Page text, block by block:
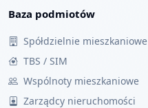
Baza podmiotów
Spółdzielnie mieszkaniowe
TBS / SIM
Wspólnoty mieszkaniowe
Zarządcy nieruchomości